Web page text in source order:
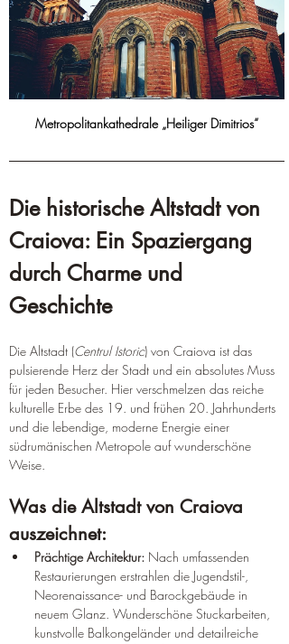
Metropolitankathedrale „Heiliger Dimitrios“
Die historische Altstadt von
Craiova: Ein Spaziergang
durch Charme und
Geschichte
Die Altstadt (Centrul Istoric) von Craiova ist das
pulsierende Herz der Stadt und ein absolutes Muss
für jeden Besucher. Hier verschmelzen das reiche
kulturelle Erbe des 19. und frühen 20. Jahrhunderts
und die lebendige, moderne Energie einer
südrumänischen Metropole auf wunderschöne
Weise.
Was die Altstadt von Craiova
auszeichnet:
Prächtige Architektur: Nach umfassenden
Restaurierungen erstrahlen die Jugendstil-,
Neorenaissance- und Barockgebäude in
neuem Glanz. Wunderschöne Stuckarbeiten,
kunstvolle Balkongeländer und detailreiche